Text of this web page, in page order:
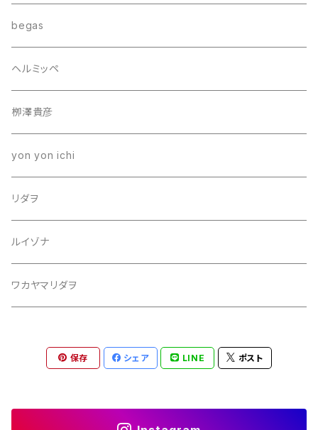
begas
ヘルミッペ
栁澤貴彦
yon yon ichi
リダヲ
ルイゾナ
ワカヤマリダヲ
保存 シェア LINE ポスト